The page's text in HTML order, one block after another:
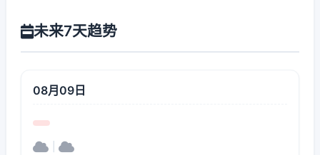
未来7天趋势
08月09日